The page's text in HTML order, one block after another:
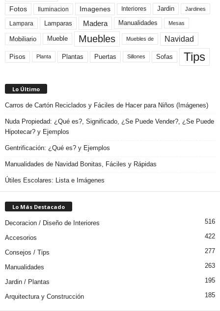
Fotos Iluminacion Imagenes Interiores Jardin Jardines
Lampara Lamparas Madera Manualidades Mesas
Mobiliario Mueble Muebles Muebles de Navidad
Pisos Planta Plantas Puertas Sillones Sofas Tips
Lo Último
Carros de Cartón Reciclados y Fáciles de Hacer para Niños (Imágenes)
Nuda Propiedad: ¿Qué es?, Significado, ¿Se Puede Vender?, ¿Se Puede
Hipotecar? y Ejemplos
Gentrificación: ¿Qué es? y Ejemplos
Manualidades de Navidad Bonitas, Fáciles y Rápidas
Útiles Escolares: Lista e Imágenes
Lo Más Destacado
Decoracion / Diseño de Interiores 516
Accesorios 422
Consejos / Tips 277
Manualidades 263
Jardin / Plantas 195
Arquitectura y Construcción 185